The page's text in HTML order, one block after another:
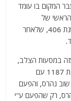
המקום בו עומד
של
הפְּלִשְׁתִּים) ולאחריו כנסייה ביזנטית שנבנתה בשנת 406, שלאחר
במסעות הצלב,
נבנתה בשנת 1149 שוב כנסייה, שנהרסה בשנת 1187 עם
שוב נהרס, והפעם
נבנה ושוב נהרס, רק שהפעם ע"י